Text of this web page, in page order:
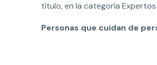
título, en la categoría
Personas que cuidan de